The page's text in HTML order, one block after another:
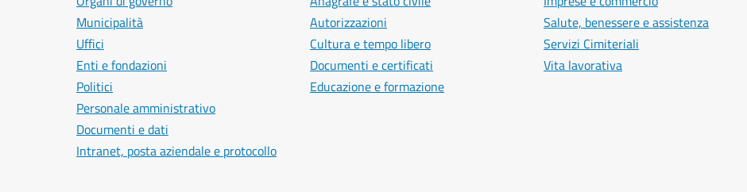
Municipalità
Uffici
Enti e fondazioni
Politici
Personale amministrativo
Documenti e dati
Intranet, posta aziendale e protocollo
Autorizzazioni
Cultura e tempo libero
Documenti e certificati
Educazione e formazione
Salute, benessere e assistenza
Servizi Cimiteriali
Vita lavorativa